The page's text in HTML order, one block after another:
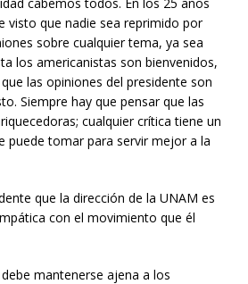
visto que nadie sea reprimido por
sobre cualquier tema, ya sea
los americanistas son bienvenidos,
las opiniones del presidente son
Siempre hay que pensar que las
cualquier crítica tiene un
puede tomar para servir mejor a la
que la dirección de la UNAM es
con el movimiento que él
mantenerse ajena a los